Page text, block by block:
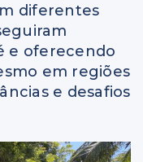
diferentes
e oferecendo
em regiões
e desafios